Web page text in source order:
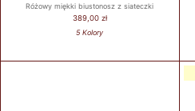
Różowy miękki biustonosz z siateczki
389,00 zł
5 Kolory